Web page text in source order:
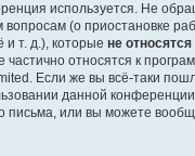
используется. Не
вопросам (о приостановке
и т. д.), которые не
частично относятся к
Если же вы всё-таки
данной конференции
письма, или вы можете